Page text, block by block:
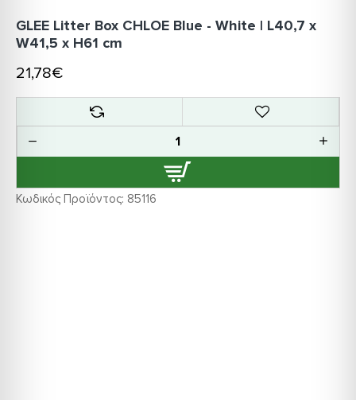
Κωδικός Προϊόντος: 85116
GLEE Litter Box CHLOE Blue - White | L40,7 x
W41,5 x H61 cm
21,78€